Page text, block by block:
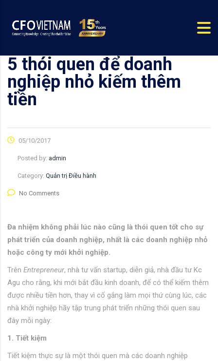
5 thói quen để doanh
nghiệp nhỏ kiếm thêm
tiền
05/10/2017
Posted by: admin
Category: Quản trị Điều hành
No Comments
Đa nhiệm không phải lúc nào cũng là thói quen tốt cho sự
phát triển của doanh nghiệp, nhất là các doanh nghiệp nhỏ
hoặc công ty mới khởi nghiệp.
Trên Entrepreneur, nhà tư vấn startup, diễn giả, nhà đầu tư Kc
Agu cho rằng, khi mới bắt đầu kinh doanh, để có thể kiếm thêm
được nhiều tiền hơn, thay vì cố gắng làm mọi thứ cùng lúc, các
nhà khởi nghiệp hãy tập trung phát triển những thói quen sau
đây mỗi ngày:
1. Tiết kiệm
Tiết kiệm thực sự là một thói quen mà các doanh nghiệp